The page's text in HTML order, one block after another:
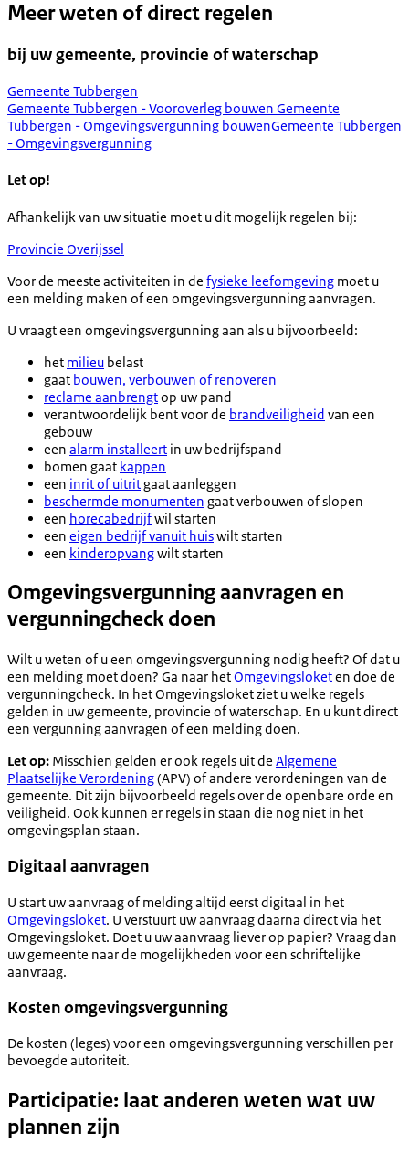
Meer weten of direct regelen
bij uw gemeente, provincie of waterschap
Gemeente Tubbergen
Gemeente Tubbergen - Vooroverleg bouwen Gemeente
Tubbergen - Omgevingsvergunning bouwenGemeente Tubbergen
- Omgevingsvergunning
Let op!
Afhankelijk van uw situatie moet u dit mogelijk regelen bij:
Provincie Overijssel
Voor de meeste activiteiten in de fysieke leefomgeving moet u
een melding maken of een omgevingsvergunning aanvragen.
U vraagt een omgevingsvergunning aan als u bijvoorbeeld:
het milieu belast
gaat bouwen, verbouwen of renoveren
reclame aanbrengtop uw pand
verantwoordelijk bent voor de brandveiligheid van een
gebouw
een alarm installeert in uw bedrijfspand
bomen gaat kappen
een inrit of uitritgaat aanleggen
beschermde monumenten gaat verbouwen of slopen
een horecabedrijfwil starten
een eigen bedrijf vanuit huiswilt starten
een kinderopvangwilt starten
Omgevingsvergunning aanvragen en
vergunningcheck doen
Wilt u weten of u een omgevingsvergunning nodig heeft? Of dat u
een melding moet doen? Ga naar hetOmgevingsloketen doe de
vergunningcheck. In het Omgevingsloket ziet u welke regels
gelden in uw gemeente, provincie of waterschap. En u kunt direct
een vergunning aanvragen of een melding doen.
Let op: Misschien gelden er ook regels uit de Algemene
Plaatselijke Verordening(APV) of andere verordeningen van de
gemeente. Dit zijn bijvoorbeeld regels over de openbare orde en
veiligheid. Ook kunnen er regels in staan die nog niet in het
omgevingsplan staan.
Digitaal aanvragen
U start uw aanvraag of melding altijd eerst digitaal in het
Omgevingsloket. U verstuurt uw aanvraag daarna direct via het
Omgevingsloket. Doet u uw aanvraag liever op papier? Vraag dan
uw gemeente naar de mogelijkheden voor een schriftelijke
aanvraag.
Kosten omgevingsvergunning
De kosten (leges) voor een omgevingsvergunning verschillen per
bevoegde autoriteit.
Participatie: laat anderen weten wat uw
plannen zijn